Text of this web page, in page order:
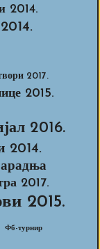
2014.
2017.
2015.
2016.
2014.
2017.
2015.
Фб-турнир